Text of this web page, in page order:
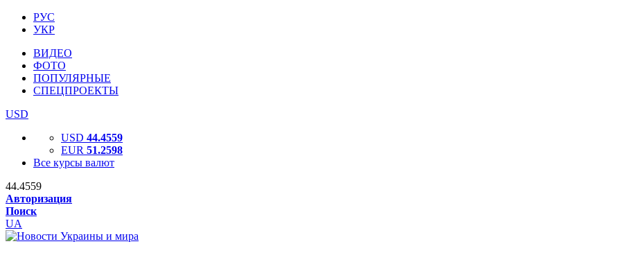
РУС
УКР
ВИДЕО
ФОТО
ПОПУЛЯРНЫЕ
СПЕЦПРОЕКТЫ
USD
USD 44.4559
EUR 51.2598
Все курсы валют
44.4559
Авторизация
Поиск
UA